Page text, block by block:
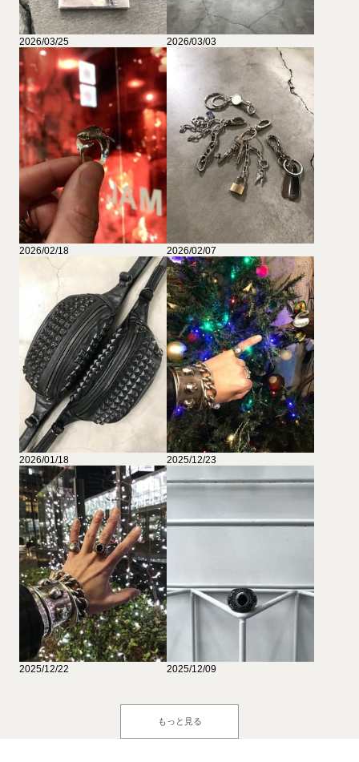
2026/03/25 2026/03/03
2026/02/18 2026/02/07
2026/01/18 2025/12/23
2025/12/22 2025/12/09
もっと見る